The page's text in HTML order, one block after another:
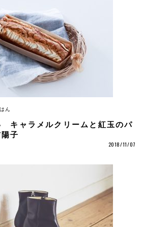
ん
キャラメルクリームと紅玉のパ
子
2018/11/07